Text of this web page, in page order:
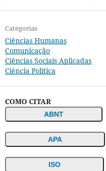
Categorias
Ciências Humanas
Comunicação
Ciências Sociais Aplicadas
Ciência Política
COMO CITAR
ABNT
APA
ISO